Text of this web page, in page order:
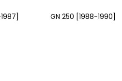
GN 250 [1988-1990]